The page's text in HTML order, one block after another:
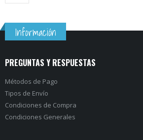
Información
PREGUNTAS Y RESPUESTAS
Métodos de Pago
Tipos de Envío
Condiciones de Compra
Condiciones Generales